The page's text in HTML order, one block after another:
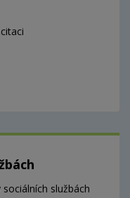
službách